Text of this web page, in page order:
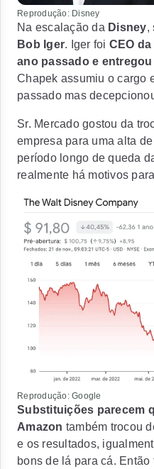
Reprodução: Disney
Na escalação da Disney,
Bob Iger. Iger foi CEO
ano passado e
Chapek assumiu o cargo
passado mas
Sr. Mercado gostou da
empresa para uma alta
período longo de queda
realmente há motivos
Reprodução: Google
Substituições parecem
Amazon também trocou
e os resultados,
bons de lá para cá.